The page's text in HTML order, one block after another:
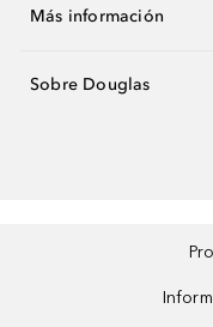
Más información
Sobre Douglas